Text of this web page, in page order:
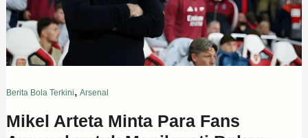
Berita Bola Terkini, Arsenal
Mikel Arteta Minta Para Fans